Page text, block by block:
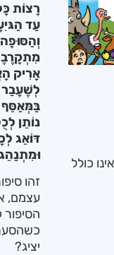
כולל
רָצוֹת
עַד
אָרִיק
לְשֶׁעָבַר
בַּמְּאַסֵּף
נוֹתֵן
דּוֹאֵג
זהו
עצמם,
יציג?